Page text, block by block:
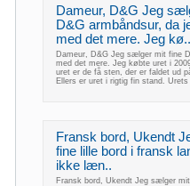
Dameur, D&G Jeg
D&G armbåndsur, da
med det mere. Jeg kø..
Dameur, D&G Jeg sælger mit fine
med det mere. Jeg købte uret i
uret er de få sten, der er faldet ud
Ellers er uret i rigtig fin stand.
Fransk bord, Ukendt
fine lille bord i fransk
ikke læn..
Fransk bord, Ukendt Jeg sælger